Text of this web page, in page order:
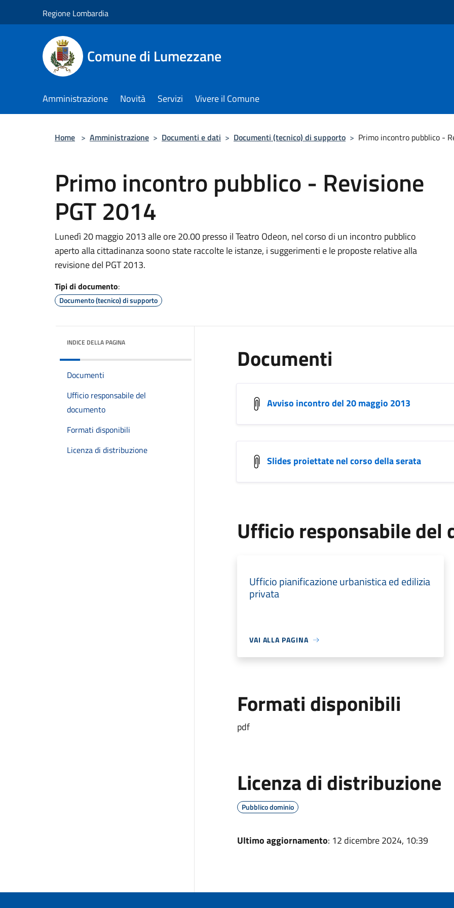
Regione Lombardia
Comune di Lumezzane
Amministrazione Novità Servizi Vivere il Comune
Home > Amministrazione > Documenti e dati > Documenti (tecnico) di supporto > Primo incontro pubblico -
Primo incontro pubblico - Revisione
PGT 2014
Lunedì 20 maggio 2013 alle ore 20.00 presso il Teatro Odeon, nel corso di un incontro pubblico
aperto alla cittadinanza soono state raccolte le istanze, i suggerimenti e le proposte relative alla
revisione del PGT 2013.
Tipi di documento:
Documento (tecnico) di supporto
INDICE DELLA PAGINA
Documenti
Ufficio responsabile del
documento
Formati disponibili
Licenza di distribuzione
Documenti
Avviso incontro del 20 maggio 2013
Slides proiettate nel corso della serata
Ufficio responsabile del
Ufficio pianificazione urbanistica ed edilizia
privata
VAI ALLA PAGINA
Formati disponibili
pdf
Licenza di distribuzione
Pubblico dominio
Ultimo aggiornamento: 12 dicembre 2024, 10:39